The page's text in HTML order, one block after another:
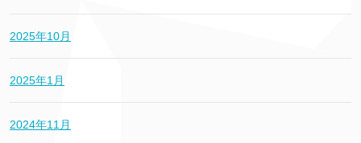
2025年10月
2025年1月
2024年11月